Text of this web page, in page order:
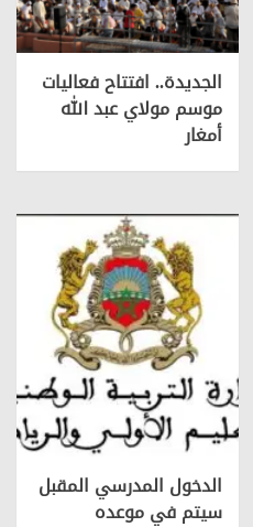
الجديدة.. افتتاح فعاليات
موسم مولاي عبد الله
أمغار
الدخول المدرسي المقبل
سیتم في موعده